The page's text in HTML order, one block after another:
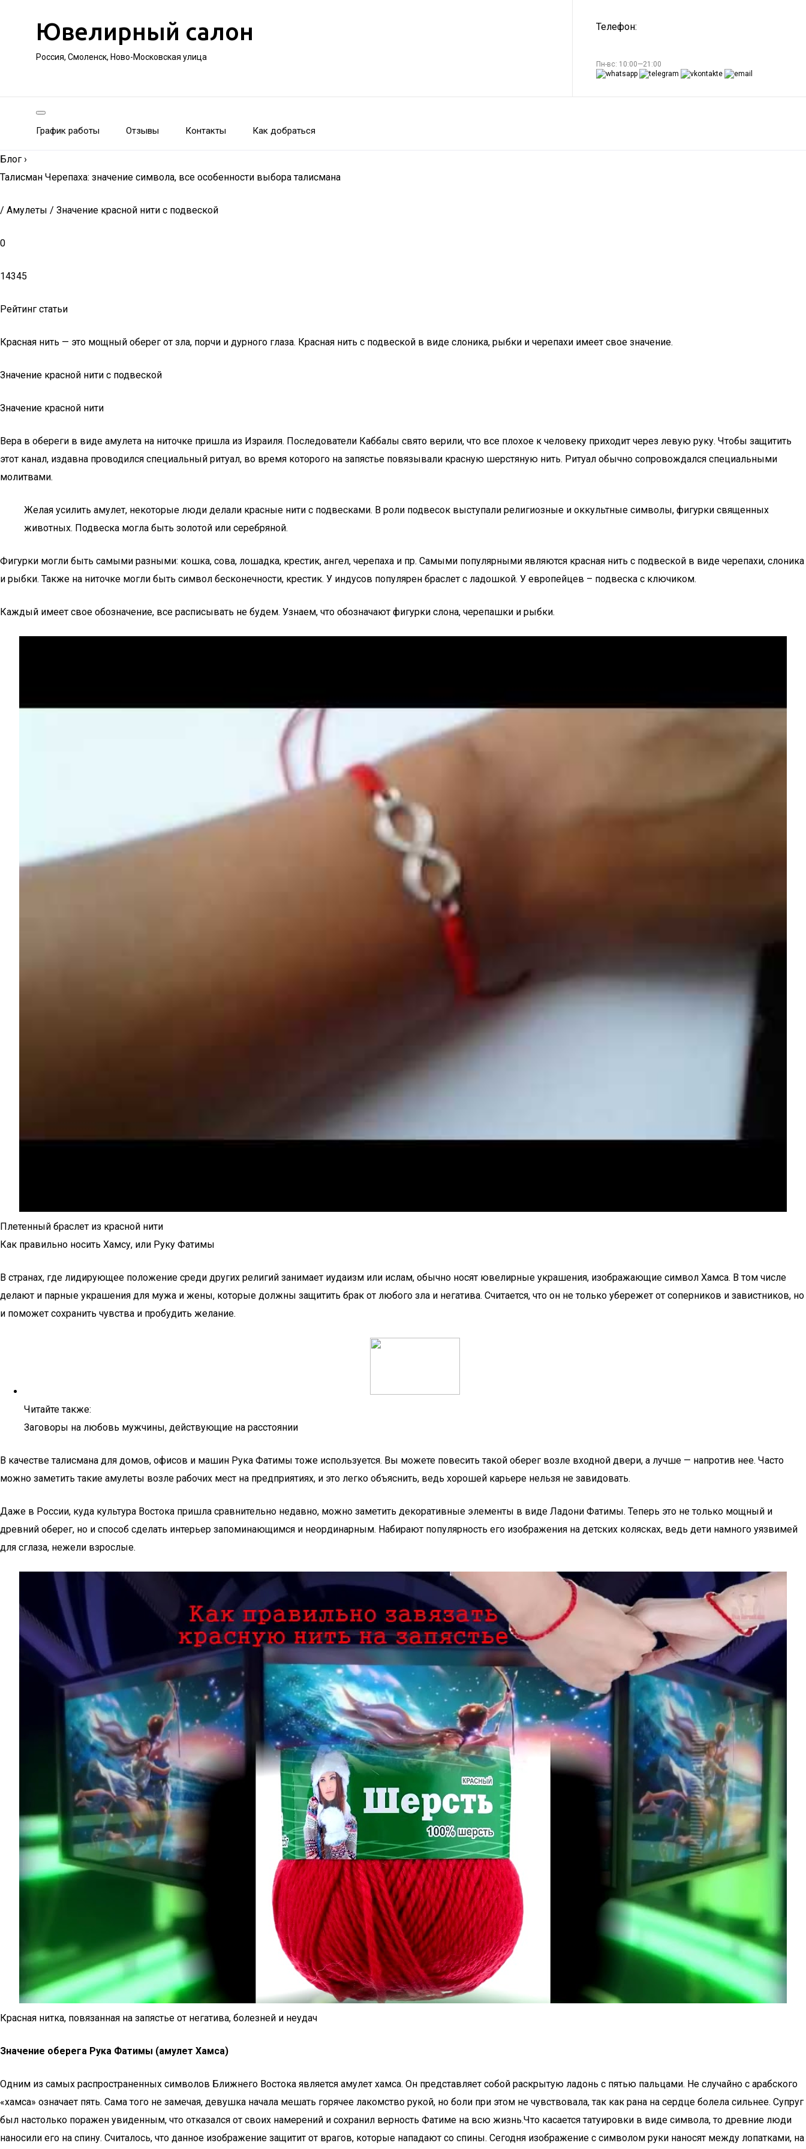
Ювелирный салон
Россия, Смоленск, Ново-Московская улица
Телефон:
Пн-вс: 10:00—21:00
График работы Отзывы Контакты Как добраться
Блог ›
Талисман Черепаха: значение символа, все особенности выбора талисмана
/ Амулеты / Значение красной нити с подвеской
0
14345
Рейтинг статьи
Красная нить — это мощный оберег от зла, порчи и дурного глаза. Красная нить с подвеской в виде слоника, рыбки и черепахи имеет свое значение.
Значение красной нити с подвеской
Значение красной нити
Вера в обереги в виде амулета на ниточке пришла из Израиля. Последователи Каббалы свято верили, что все плохое к человеку приходит через левую руку. Чтобы защитить
этот канал, издавна проводился специальный ритуал, во время которого на запястье повязывали красную шерстяную нить. Ритуал обычно сопровождался специальными
молитвами.
Желая усилить амулет, некоторые люди делали красные нити с подвесками. В роли подвесок выступали религиозные и оккультные символы, фигурки священных
животных. Подвеска могла быть золотой или серебряной.
Фигурки могли быть самыми разными: кошка, сова, лошадка, крестик, ангел, черепаха и пр. Самыми популярными являются красная нить с подвеской в виде черепахи, слоника
и рыбки. Также на ниточке могли быть символ бесконечности, крестик. У индусов популярен браслет с ладошкой. У европейцев – подвеска с ключиком.
Каждый имеет свое обозначение, все расписывать не будем. Узнаем, что обозначают фигурки слона, черепашки и рыбки.
Плетенный браслет из красной нити
Как правильно носить Хамсу, или Руку Фатимы
В странах, где лидирующее положение среди других религий занимает иудаизм или ислам, обычно носят ювелирные украшения, изображающие символ Хамса. В том числе
делают и парные украшения для мужа и жены, которые должны защитить брак от любого зла и негатива. Считается, что он не только убережет от соперников и завистников, но
и поможет сохранить чувства и пробудить желание.
Читайте также:
Заговоры на любовь мужчины, действующие на расстоянии
В качестве талисмана для домов, офисов и машин Рука Фатимы тоже используется. Вы можете повесить такой оберег возле входной двери, а лучше — напротив нее. Часто
можно заметить такие амулеты возле рабочих мест на предприятиях, и это легко объяснить, ведь хорошей карьере нельзя не завидовать.
Даже в России, куда культура Востока пришла сравнительно недавно, можно заметить декоративные элементы в виде Ладони Фатимы. Теперь это не только мощный и
древний оберег, но и способ сделать интерьер запоминающимся и неординарным. Набирают популярность его изображения на детских колясках, ведь дети намного уязвимей
для сглаза, нежели взрослые.
Красная нитка, повязанная на запястье от негатива, болезней и неудач
Значение оберега Рука Фатимы (амулет Хамса)
Одним из самых распространенных символов Ближнего Востока является амулет хамса. Он представляет собой раскрытую ладонь с пятью пальцами. Не случайно с арабского
«хамса» означает пять. Сама того не замечая, девушка начала мешать горячее лакомство рукой, но боли при этом не чувствовала, так как рана на сердце болела сильнее. Супруг
был настолько поражен увиденным, что отказался от своих намерений и сохранил верность Фатиме на всю жизнь.Что касается татуировки в виде символа, то древние люди
наносили его на спину. Считалось, что данное изображение защитит от врагов, которые нападают со спины. Сегодня изображение с символом руки наносят между лопатками, на